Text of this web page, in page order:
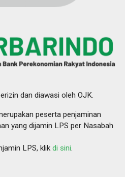
dan diawasi oleh OJK.
peserta penjaminan
yang dijamin LPS per Nasabah
LPS, klik di sini.